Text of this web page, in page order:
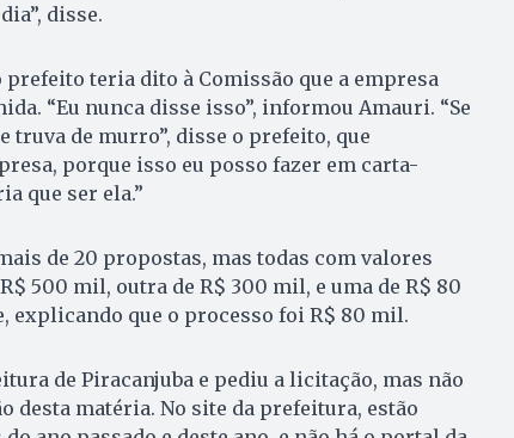
disse.
prefeito teria dito à Comissão que a empresa
“Eu nunca disse isso”, informou Amauri. “Se
truva de murro”, disse o prefeito, que
porque isso eu posso fazer em carta-
que ser ela.”
de 20 propostas, mas todas com valores
500 mil, outra de R$ 300 mil, e uma de R$ 80
explicando que o processo foi R$ 80 mil.
de Piracanjuba e pediu a licitação, mas não
desta matéria. No site da prefeitura, estão